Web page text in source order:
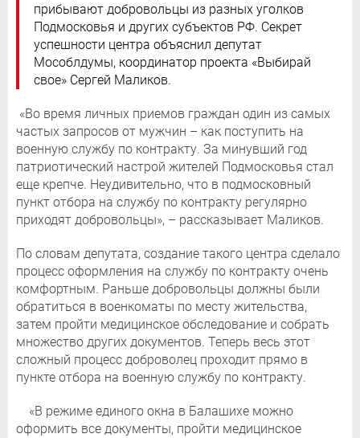
прибывают добровольцы из разных уголков
Подмосковья и других субъектов РФ. Секрет
успешности центра объяснил депутат
Мособлдумы, координатор проекта «Выбирай
свое» Сергей Маликов.
«Во время личных приемов граждан один из самых
частых запросов от мужчин – как поступить на
военную службу по контракту. За минувший год
патриотический настрой жителей Подмосковья стал
еще крепче. Неудивительно, что в подмосковный
пункт отбора на службу по контракту регулярно
приходят добровольцы», – рассказывает Маликов.
По словам депутата, создание такого центра сделало
процесс оформления на службу по контракту очень
комфортным. Раньше добровольцы должны были
обратиться в военкоматы по месту жительства,
затем пройти медицинское обследование и собрать
множество других документов. Теперь весь этот
сложный процесс доброволец проходит прямо в
пункте отбора на военную службу по контракту.
«В режиме единого окна в Балашихе можно
оформить все документы, пройти медицинское